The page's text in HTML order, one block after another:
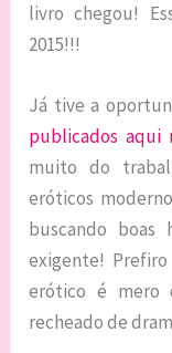
livro chegou!
2015!!!
Já tive a
publicados
muito do
eróticos
buscando boas
exigente!
erótico é mero
recheado de